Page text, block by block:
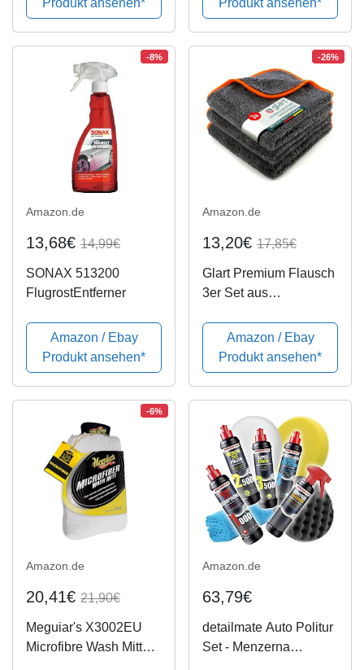
Produkt ansehen*
02961000
Produkt ansehen*
-8%
Amazon.de
13,68€ 14,99€
SONAX 513200
FlugrostEntferner
Amazon / Ebay
Produkt ansehen*
-26%
Amazon.de
13,20€ 17,85€
Glart Premium Flausch
3er Set aus
Microfasern, anthrazit
mit oranger Kante, 40 x
40 cm, 443TPO
Amazon / Ebay
Produkt ansehen*
-6%
Amazon.de
20,41€ 21,90€
Meguiar's X3002EU
Microfibre Wash Mitt
Amazon.de
63,79€
detailmate Auto Politur
Set - Menzerna